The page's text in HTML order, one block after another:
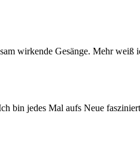
wirkende Gesänge. Mehr weiß
bin jedes Mal aufs Neue